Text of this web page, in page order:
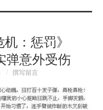
：惩罚》
弹意外受伤
撰写留言